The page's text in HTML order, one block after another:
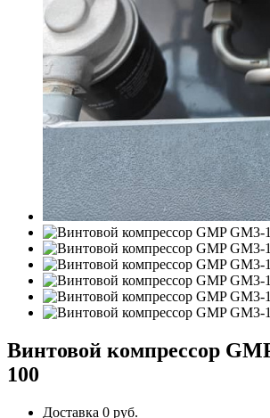
Винтовой компрессор
100
Доставка 0 руб.